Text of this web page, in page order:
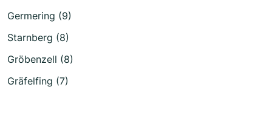
Germering (9)
Starnberg (8)
Gröbenzell (8)
Gräfelfing (7)